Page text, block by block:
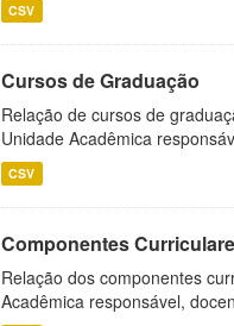
CSV
Cursos de Graduação
Relação de cursos de
Unidade Acadêmica
CSV
Componentes
Relação dos componentes
Acadêmica responsável,